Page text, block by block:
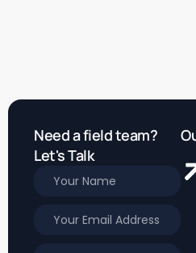
Need a field team?
Let's Talk